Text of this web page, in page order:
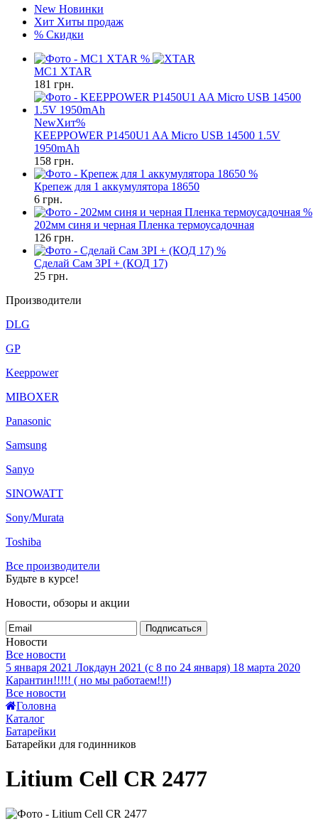
New Новинки
Хит Хиты продаж
% Скидки
%
MC1 XTAR
181 грн.
NewХит%
KEEPPOWER P1450U1 AA Micro USB 14500 1.5V
1950mAh
158 грн.
%
Крепеж для 1 аккумулятора 18650
6 грн.
%
202мм синя и черная Пленка термоусадочная
126 грн.
%
Сделай Сам 3PI + (КОД 17)
25 грн.
Производители
DLG
GP
Keeppower
MIBOXER
Panasonic
Samsung
Sanyo
SINOWATT
Sony/Murata
Toshiba
Все производители
Будьте в курсе!
Новости, обзоры и акции
Подписаться
Новости
Все новости
5 января 2021 Локдаун 2021 (с 8 по 24 января) 18 марта 2020
Карантин!!!!! ( но мы работаем!!!)
Все новости
Головна
Каталог
Батарейки
Батарейки для годинников
Litium Cell CR 2477